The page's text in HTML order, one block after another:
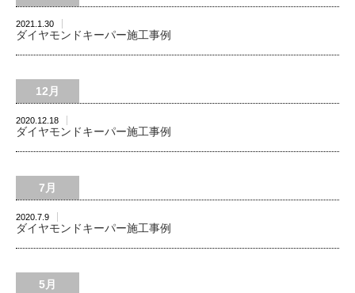
2021.1.30
ダイヤモンドキーパー施工事例
12月
2020.12.18
ダイヤモンドキーパー施工事例
7月
2020.7.9
ダイヤモンドキーパー施工事例
5月